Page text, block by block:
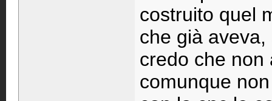
costruito quel
che già
credo che non
comunque